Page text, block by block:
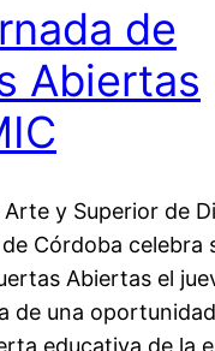
de
Abiertas
Arte y Superior de
Córdoba celebra
Abiertas el
de una
educativa de la